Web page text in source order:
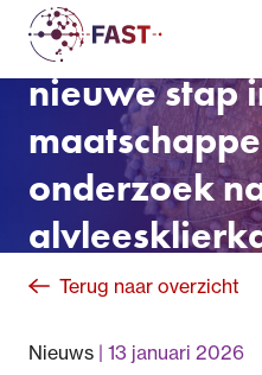
Therapeutics
nieuwe stap
onderzoek
Terug naar overzicht
Nieuws 13 januari 2026